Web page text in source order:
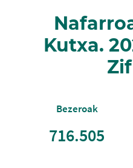
Kutxa.
Bezeroak
716.505